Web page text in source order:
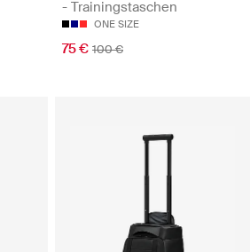
- Trainingstaschen
ONE SIZE
75 € 100 €